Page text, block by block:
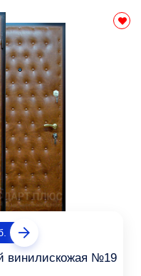
винилискожая №19